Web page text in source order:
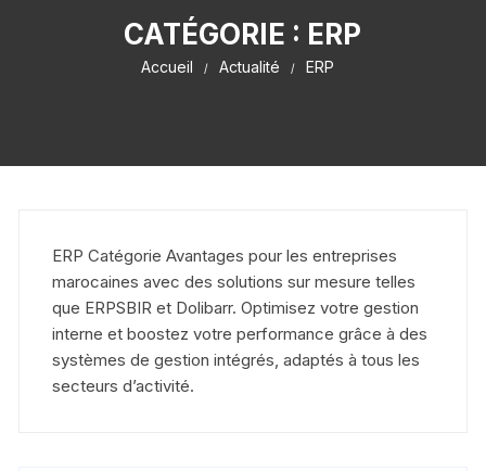
CATÉGORIE : ERP
Accueil Actualité ERP
ERP Catégorie Avantages pour les entreprises
marocaines avec des solutions sur mesure telles
que ERPSBIR et Dolibarr. Optimisez votre gestion
interne et boostez votre performance grâce à des
systèmes de gestion intégrés, adaptés à tous les
secteurs d’activité.